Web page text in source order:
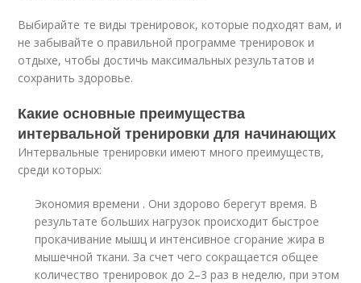
Выбирайте те виды тренировок, которые подходят вам, и
не забывайте о правильной программе тренировок и
отдыхе, чтобы достичь максимальных результатов и
сохранить здоровье.
Какие основные преимущества
интервальной тренировки для начинающих
Интервальные тренировки имеют много преимуществ,
среди которых:
Экономия времени . Они здорово берегут время. В
результате больших нагрузок происходит быстрое
прокачивание мышц и интенсивное сгорание жира в
мышечной ткани. За счет чего сокращается общее
количество тренировок до 2–3 раз в неделю, при этом